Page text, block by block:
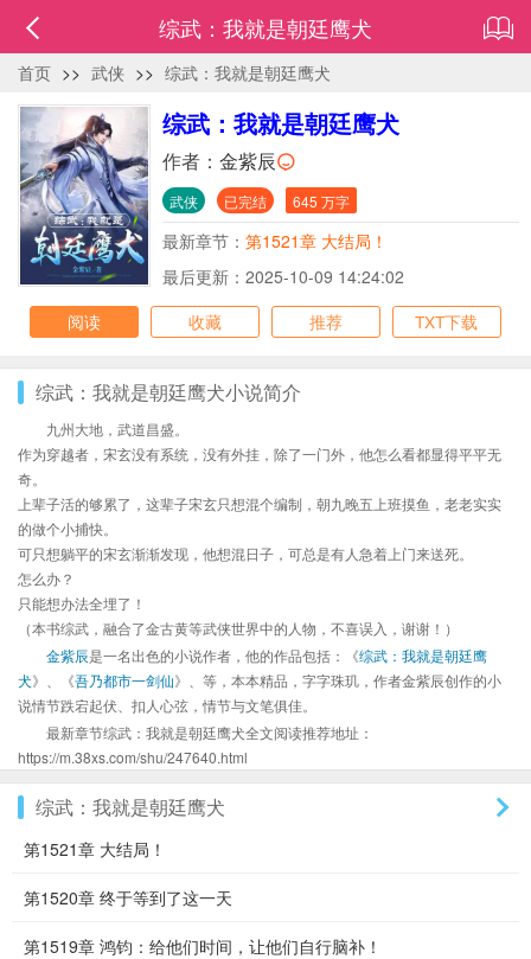
综武：我就是朝廷鹰犬
首页 >> 武侠 >> 综武：我就是朝廷鹰犬
综武：我就是朝廷鹰犬
作者： 金紫辰
武侠 已完结 645 万字
最新章节： 第1521章 大结局！
最后更新：2025-10-09 14:24:02
阅读
收藏 推荐 TXT下载
综武：我就是朝廷鹰犬小说简介
九州大地，武道昌盛。
作为穿越者，宋玄没有系统，没有外挂，除了一门外，他怎么看都显得平平无
奇。
上辈子活的够累了，这辈子宋玄只想混个编制，朝九晚五上班摸鱼，老老实实
的做个小捕快。
可只想躺平的宋玄渐渐发现，他想混日子，可总是有人急着上门来送死。
怎么办？
只能想办法全埋了！
（本书综武，融合了金古黄等武侠世界中的人物，不喜误入，谢谢！）
金紫辰是一名出色的小说作者，他的作品包括：《综武：我就是朝廷鹰
犬》、《吾乃都市一剑仙》、等，本本精品，字字珠玑，作者金紫辰创作的小
说情节跌宕起伏、扣人心弦，情节与文笔俱佳。
最新章节综武：我就是朝廷鹰犬全文阅读推荐地址：
https://m.38xs.com/shu/247640.html
综武：我就是朝廷鹰犬
第1521章 大结局！
第1520章 终于等到了这一天
第1519章 鸿钧：给他们时间，让他们自行脑补！